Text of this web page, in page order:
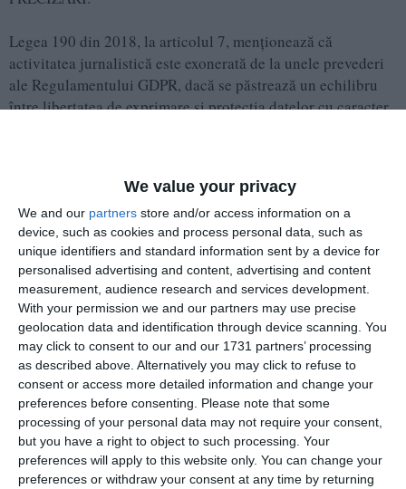
We value your privacy
We and our partners store and/or access information on a
device, such as cookies and process personal data, such as
unique identifiers and standard information sent by a device for
personalised advertising and content, advertising and content
measurement, audience research and services development.
With your permission we and our partners may use precise
geolocation data and identification through device scanning. You
may click to consent to our and our 1731 partners’ processing
as described above. Alternatively you may click to refuse to
consent or access more detailed information and change your
preferences before consenting.
Please note that some
processing of your personal data may not require your consent,
but you have a right to object to such processing. Your
preferences will apply to this website only. You can change your
preferences or withdraw your consent at any time by returning
Legea 190 din 2018, la articolul 7, menţionează că
activitatea jurnalistică este exonerată de la unele prevederi
ale Regulamentului GDPR, dacă se păstrează un echilibru
între libertatea de exprimare şi protecţia datelor cu caracter
sunt obținute din surse publice deschise.
Adaugă-ne ca sursă în Google
Urmărește-ne pe Google News
Urmărește-ne pe Whatsapp
Ti-a placut articolul?